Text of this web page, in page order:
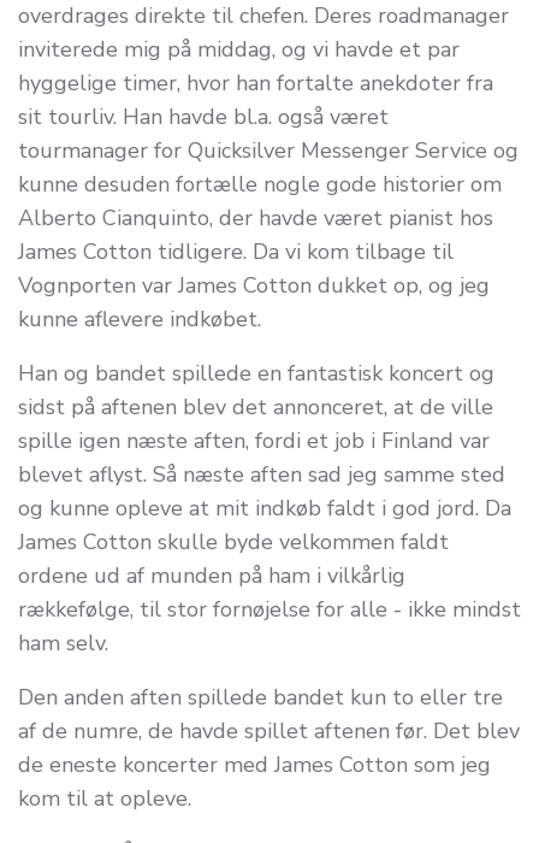
overdrages direkte til chefen. Deres roadmanager
inviterede mig på middag, og vi havde et par
hyggelige timer, hvor han fortalte anekdoter fra
sit tourliv. Han havde bl.a. også været
tourmanager for Quicksilver Messenger Service og
kunne desuden fortælle nogle gode historier om
Alberto Cianquinto, der havde været pianist hos
James Cotton tidligere. Da vi kom tilbage til
Vognporten var James Cotton dukket op, og jeg
kunne aflevere indkøbet.
Han og bandet spillede en fantastisk koncert og
sidst på aftenen blev det annonceret, at de ville
spille igen næste aften, fordi et job i Finland var
blevet aflyst. Så næste aften sad jeg samme sted
og kunne opleve at mit indkøb faldt i god jord. Da
James Cotton skulle byde velkommen faldt
ordene ud af munden på ham i vilkårlig
rækkefølge, til stor fornøjelse for alle - ikke mindst
ham selv.
Den anden aften spillede bandet kun to eller tre
af de numre, de havde spillet aftenen før. Det blev
de eneste koncerter med James Cotton som jeg
kom til at opleve.